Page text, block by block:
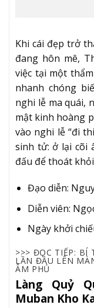
Khi cái đẹp trở
đang hôn mê,
việc tại một
nhanh chóng
nghi lễ ma quái,
mật kinh hoàng
vào nghi lễ “đi
sinh tử: ở lại cõi
đấu để thoát
Đạo diễn:
Diễn viên:
Ngày khởi
>>> ĐỌC TIẾP: BÍ
LẦN ĐẦU LÊN
ÂM PHỦ
Làng Quỷ
Muban Kho